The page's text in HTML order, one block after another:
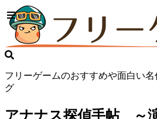
フリーゲームのおすすめや面白い
グ
アナナス探偵手帖 ～